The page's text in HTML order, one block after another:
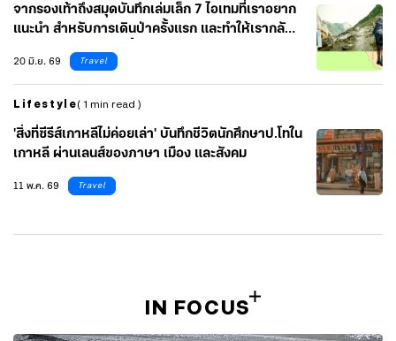
จากรองเท้าถึงสมุดบันทึกเล่มเล็ก 7 ไอเทมที่เราอยาก
แนะนำ สำหรับการเดินป่าครั้งแรก และทำให้เรากลับ
มาอยากออกเดินอีกครั้ง
20 มิ.ย. 69 Travel
Lifestyle( 1 min read )
'สิ่งที่ซีรีส์เกาหลีไม่ค่อยเล่า' บันทึกชีวิตนักศึกษาป.โทใน
เกาหลี ผ่านเลนส์ของภาษา เมือง และสังคม
11 พ.ค. 69
Travel
IN FOCUS